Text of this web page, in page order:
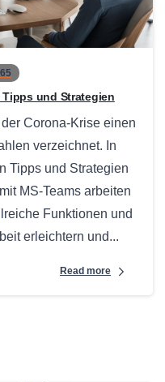
Tipps und Strategien
Corona-Krise einen
verzeichnet. In
Tipps und Strategien
MS-Teams arbeiten
Funktionen und
erleichtern und...
Read more